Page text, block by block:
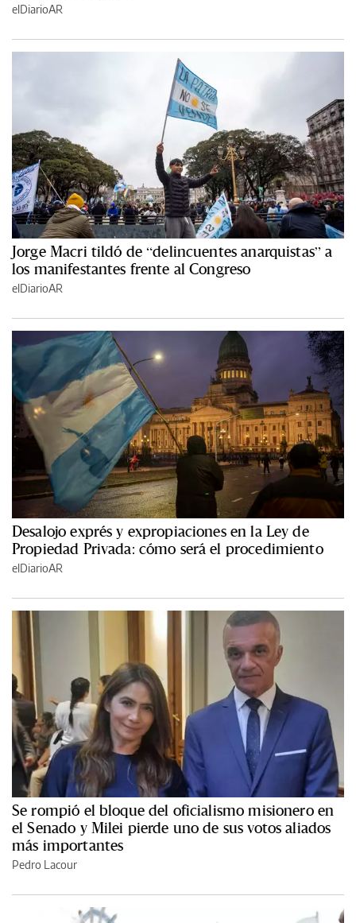
elDiarioAR
Jorge Macri tildó de “delincuentes anarquistas” a
los manifestantes frente al Congreso
elDiarioAR
Desalojo exprés y expropiaciones en la Ley de
Propiedad Privada: cómo será el procedimiento
elDiarioAR
Se rompió el bloque del oficialismo misionero en
el Senado y Milei pierde uno de sus votos aliados
más importantes
Pedro Lacour